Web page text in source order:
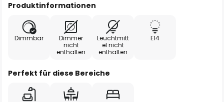
Produktinformationen
Dimmbar
Dimmer
nicht
enthalten
Leuchtmitt
el nicht
enthalten
E14
Perfekt für diese Bereiche